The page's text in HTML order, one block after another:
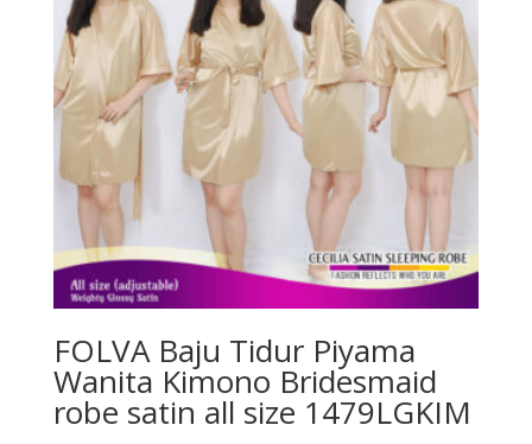
FOLVA Baju Tidur Piyama
Wanita Kimono Bridesmaid
robe satin all size 1479LGKIM